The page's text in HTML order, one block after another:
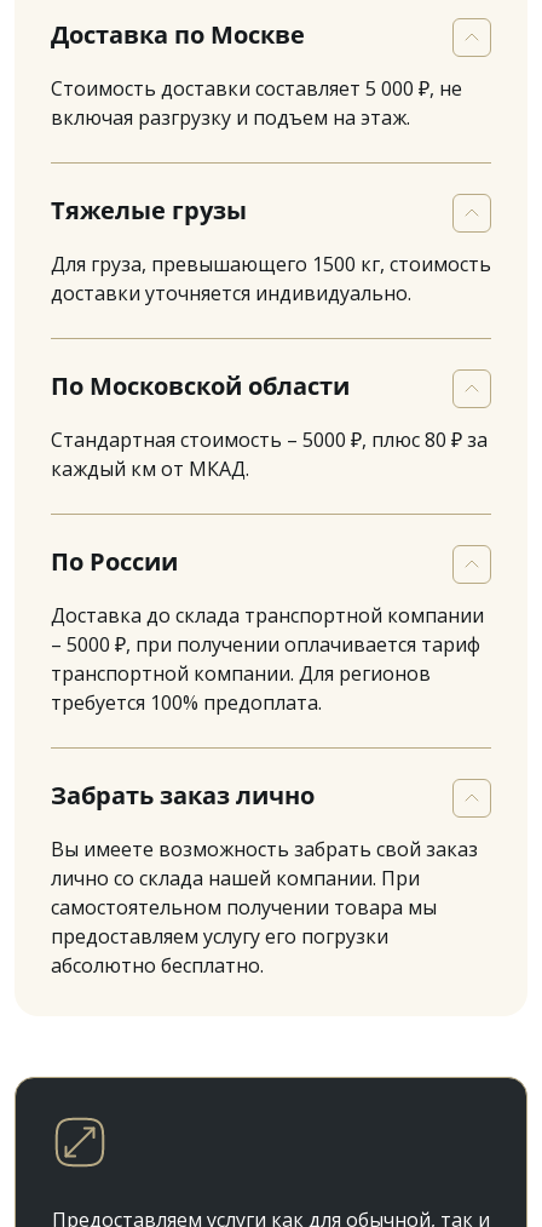
Доставка по Москве
Стоимость доставки составляет 5 000 ₽, не
включая разгрузку и подъем на этаж.
Тяжелые грузы
Для груза, превышающего 1500 кг, стоимость
доставки уточняется индивидуально.
По Московской области
Стандартная стоимость – 5000 ₽, плюс 80 ₽ за
каждый км от МКАД.
По России
Доставка до склада транспортной компании
– 5000 ₽, при получении оплачивается тариф
транспортной компании. Для регионов
требуется 100% предоплата.
Забрать заказ лично
Вы имеете возможность забрать свой заказ
лично со склада нашей компании. При
самостоятельном получении товара мы
предоставляем услугу его погрузки
абсолютно бесплатно.
Предоставляем услуги как для обычной, так и